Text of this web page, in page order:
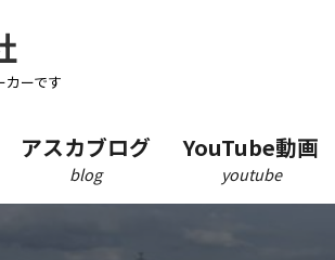
カーです
アスカブログ
blog
YouTube動画
youtube